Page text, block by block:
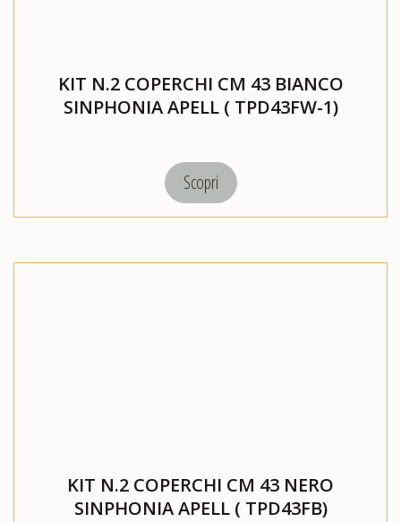
KIT N.2 COPERCHI CM 43 BIANCO
SINPHONIA APELL ( TPD43FW-1)
Scopri
KIT N.2 COPERCHI CM 43 NERO
SINPHONIA APELL ( TPD43FB)